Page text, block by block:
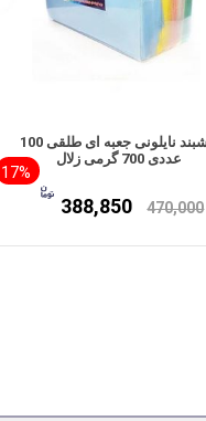
پیشبند نایلونی جعبه ای طلقی 100
عددی 700 گرمی زلال
470,000
17%
388,850